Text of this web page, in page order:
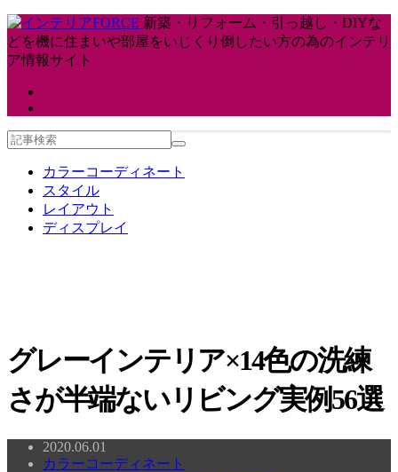
新築・リフォーム・引っ越し・DIYな
どを機に住まいや部屋をいじくり倒したい方の為のインテリ
ア情報サイト
カラーコーディネート
スタイル
レイアウト
ディスプレイ
グレーインテリア×14色の洗練
さが半端ないリビング実例56選
2020.06.01
カラーコーディネート